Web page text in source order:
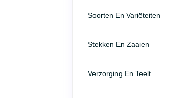
Soorten En Variëteiten
Stekken En Zaaien
Verzorging En Teelt